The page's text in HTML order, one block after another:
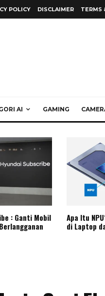
POLICY DISCLAIMER TERMS
AI GAMING
: Ganti Mobil
Apa Itu
di Laptop